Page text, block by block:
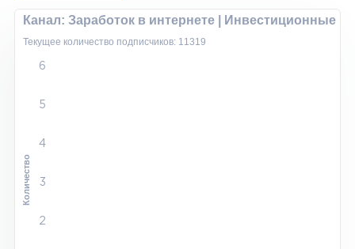
Канал: Заработок в интернете | Инвестиционные
Текущее количество подписчиков: 11319
6
5
4
3
2
Количество